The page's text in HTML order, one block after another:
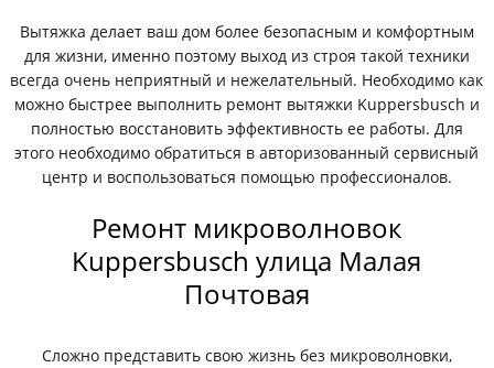
Вытяжка делает ваш дом более безопасным и комфортным
для жизни, именно поэтому выход из строя такой техники
всегда очень неприятный и нежелательный. Необходимо как
можно быстрее выполнить ремонт вытяжки Kuppersbusch и
полностью восстановить эффективность ее работы. Для
этого необходимо обратиться в авторизованный сервисный
центр и воспользоваться помощью профессионалов.
Ремонт микроволновок
Kuppersbusch улица Малая
Почтовая
Сложно представить свою жизнь без микроволновки,